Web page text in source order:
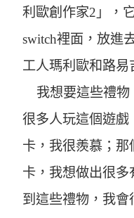
利歐創作家2」，
switch裡面，放進
工人瑪利歐和路易
我想要這些禮物
很多人玩這個遊戲
卡，我很羨慕；那
卡，我想做出很
到這些禮物，我會